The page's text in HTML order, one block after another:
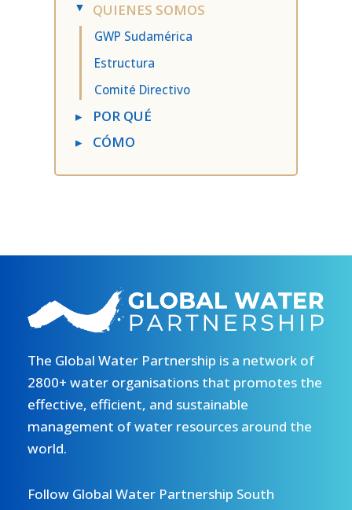
▸ QUIENES SOMOS
GWP Sudamérica
Estructura
Comité Directivo
▸
POR QUÉ
▸
CÓMO
The Global Water Partnership is a network of
2800+ water organisations that promotes the
effective, efficient, and sustainable
management of water resources around the
world.
Follow Global Water Partnership South